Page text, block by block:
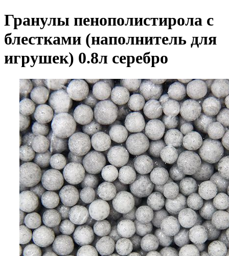
Гранулы пенополистирола с
блестками (наполнитель для
игрушек) 0.8л серебро